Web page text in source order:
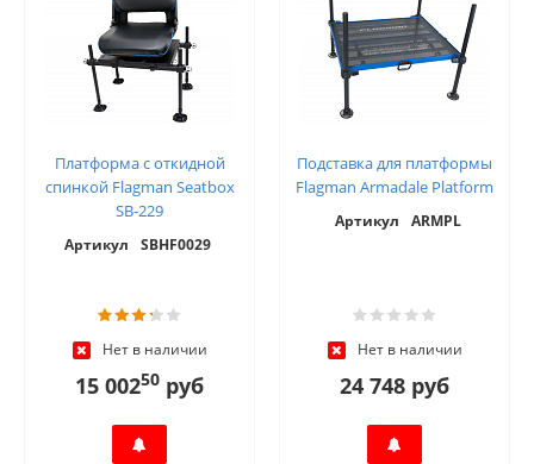
Платформа с откидной
спинкой Flagman Seatbox
SB-229
Артикул SBHF0029
Нет в наличии
15 00250 руб
Подставка для платформы
Flagman Armadale Platform
Артикул ARMPL
Нет в наличии
24 748 руб